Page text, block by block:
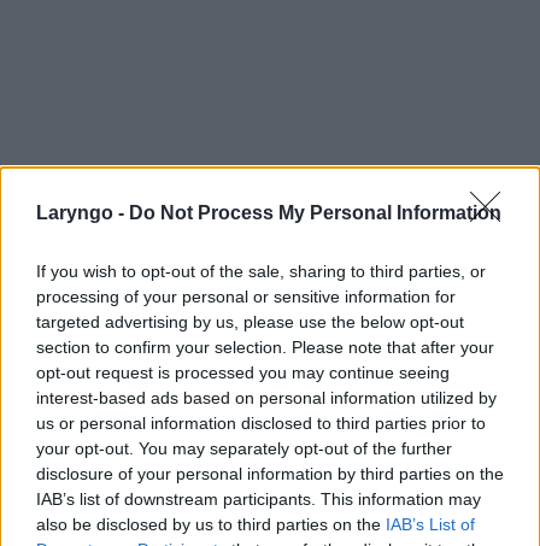
Laryngo - Do Not Process My Personal Information
If you wish to opt-out of the sale, sharing to third parties, or
processing of your personal or sensitive information for
targeted advertising by us, please use the below opt-out
section to confirm your selection. Please note that after your
opt-out request is processed you may continue seeing
interest-based ads based on personal information utilized by
us or personal information disclosed to third parties prior to
your opt-out. You may separately opt-out of the further
disclosure of your personal information by third parties on the
IAB’s list of downstream participants. This information may
also be disclosed by us to third parties on the IAB’s List of
POPULARNE PORADY